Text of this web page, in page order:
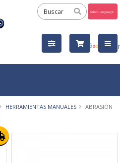
by
HERRAMIENTAS MANUALES ABRASIÓN